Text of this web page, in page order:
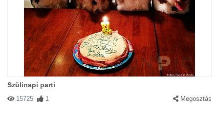
Szülinapi parti
15725 1 Megosztás